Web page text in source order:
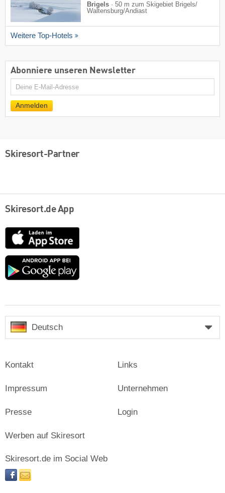
Brigels · 50 m zum Skigebiet Brigels/​
Waltensburg/​Andiast
Weitere Top-Hotels
Abonniere unseren Newsletter
E-
Anmelden
Skiresort-Partner
Skiresort.de App
App
Store
Google
Deutsch
Kontakt
Impressum
Presse
Links
Unternehmen
Login
Werben auf Skiresort
Skiresort.de im Social Web
facebooknewsletter